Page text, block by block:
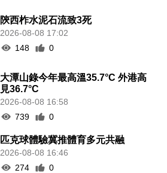
陝西柞水泥石流致3死
2026-08-08 17:02
148
0
大潭山錄今年最高溫35.7°C 外港高
見36.7°C
2026-08-08 16:58
739
0
匹克球體驗冀推體育多元共融
2026-08-08 16:46
274
0